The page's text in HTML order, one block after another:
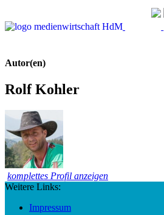
Autor(en)
Rolf Kohler
komplettes Profil anzeigen
Weitere Links:
Impressum